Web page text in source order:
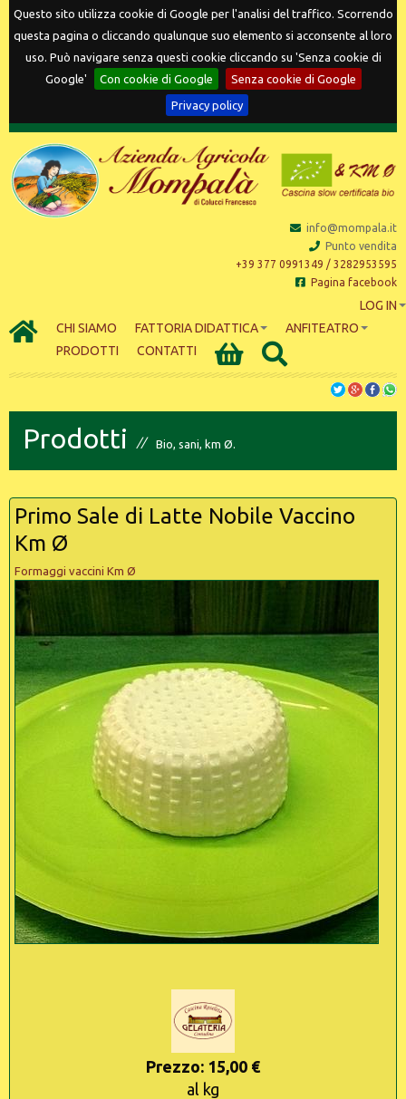
Questo sito utilizza cookie di Google per l'analisi del traffico. Scorrendo
questa pagina o cliccando qualunque suo elemento si acconsente al loro
uso. Può navigare senza questi cookie cliccando su 'Senza cookie di
Google'
Con cookie di Google Senza cookie di Google
Privacy policy
info@mompala.it
Punto vendita
+39 377 0991349 / 3282953595
Pagina facebook
LOG IN
CHI SIAMO
FATTORIA DIDATTICA
ANFITEATRO
PRODOTTI
CONTATTI
Prodotti Bio, sani, km Ø.
Primo Sale di Latte Nobile Vaccino
Km Ø
Formaggi vaccini Km Ø
Prezzo: 15,00 €
al kg